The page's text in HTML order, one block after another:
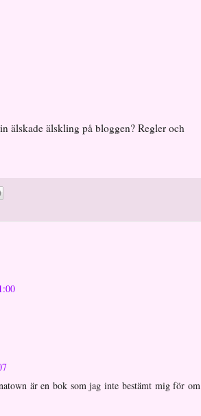
älskade älskling på bloggen? Regler och
är en bok som jag inte bestämt mig för om